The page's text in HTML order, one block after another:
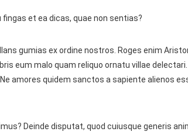
et ea dicas, quae non sentias?
gumias ex ordine nostros. Roges enim
eum malo quam reliquo ornatu villae
amores quidem sanctos a sapiente alienos
Deinde disputat, quod cuiusque generis